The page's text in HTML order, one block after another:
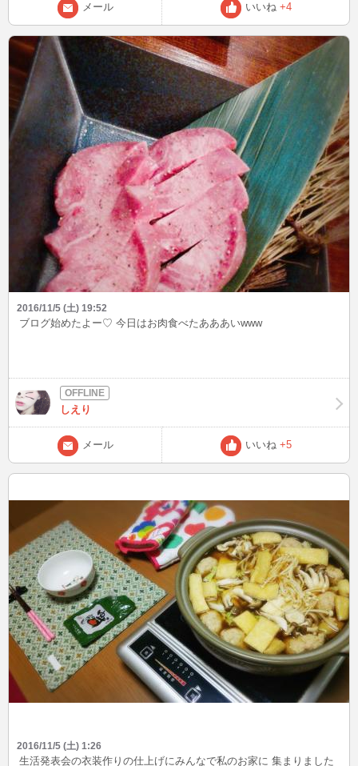
メール いいね +4
2016/11/5 (土) 19:52
ブログ始めたよー♡ 今日はお肉食べたあああいwww
しえり
メール いいね +5
2016/11/5 (土) 1:26
生活発表会の衣装作りの仕上げにみんなで私のお家に 集まりました